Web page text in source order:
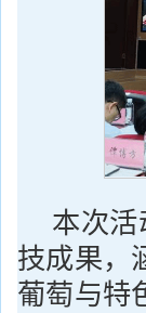
本次
技成果，
葡萄与特